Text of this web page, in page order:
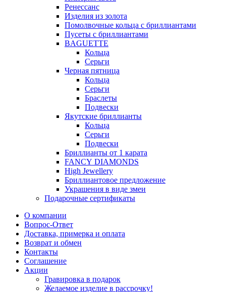
Ренессанс
Изделия из золота
Помолвочные кольца с бриллиантами
Пусеты с бриллиантами
BAGUETTE
Кольца
Серьги
Черная пятница
Кольца
Серьги
Браслеты
Подвески
Якутские бриллианты
Кольца
Серьги
Подвески
Бриллианты от 1 карата
FANCY DIAMONDS
High Jewellery
Бриллиантовое предложение
Украшения в виде змеи
Подарочные сертификаты
О компании
Вопрос-Ответ
Доставка, примерка и оплата
Возврат и обмен
Контакты
Соглашение
Акции
Гравировка в подарок
Желаемое изделие в рассрочку!